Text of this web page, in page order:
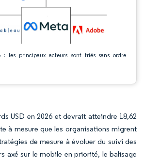
: les principaux acteurs sont triés sans ordre
USD en 2026 et devrait atteindre 18,62
à mesure que les organisations migrent
de mesure à évoluer du suivi des
axé sur le mobile en priorité, le balisage